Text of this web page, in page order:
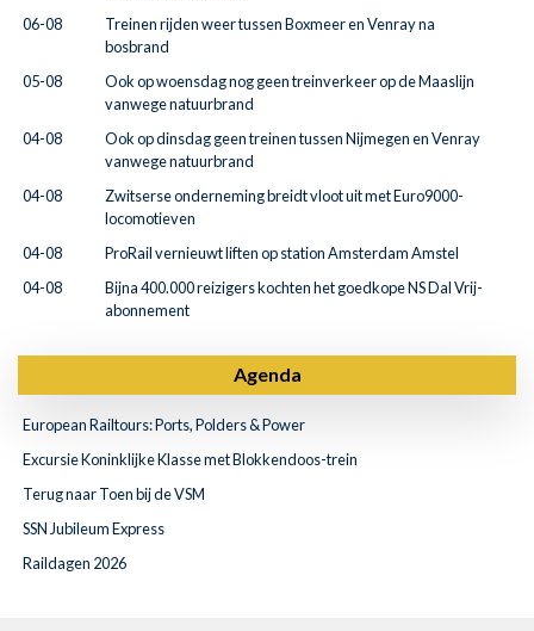
06-08
Treinen rijden weer tussen Boxmeer en Venray na
bosbrand
05-08
Ook op woensdag nog geen treinverkeer op de Maaslijn
vanwege natuurbrand
04-08
Ook op dinsdag geen treinen tussen Nijmegen en Venray
vanwege natuurbrand
04-08
Zwitserse onderneming breidt vloot uit met Euro9000-
locomotieven
04-08
ProRail vernieuwt liften op station Amsterdam Amstel
04-08
Bijna 400.000 reizigers kochten het goedkope NS Dal Vrij-
abonnement
Agenda
European Railtours: Ports, Polders & Power
Excursie Koninklijke Klasse met Blokkendoos-trein
Terug naar Toen bij de VSM
SSN Jubileum Express
Raildagen 2026